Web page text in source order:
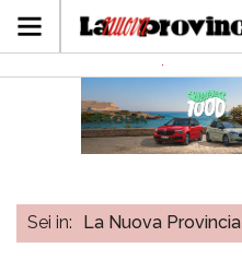
Sei in: La Nuova Provincia